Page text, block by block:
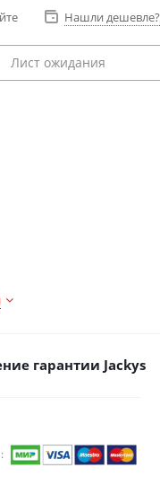
Нашли дешевле?
Лист ожидания
гарантии Jackys